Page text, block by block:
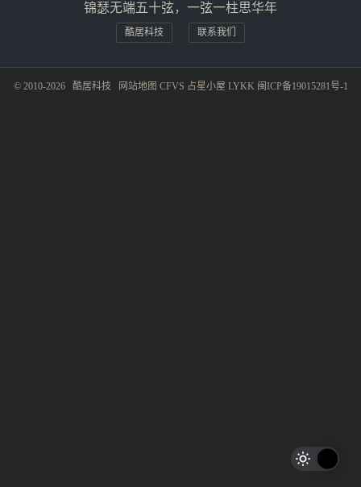
锦瑟无端五十弦，一弦一柱思华年
酷居科技 联系我们
© 2010-2026 酷居科技 网站地图 CFVS 占星小屋 LYKK 闽ICP备19015281号-1